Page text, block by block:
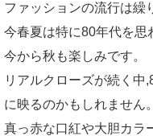
ファッションの流行は繰
今春夏は特に80年代を思
今から秋も楽しみです。
リアルクローズが続く中
に映るのかもしれません。
真っ赤な口紅や大胆カラ